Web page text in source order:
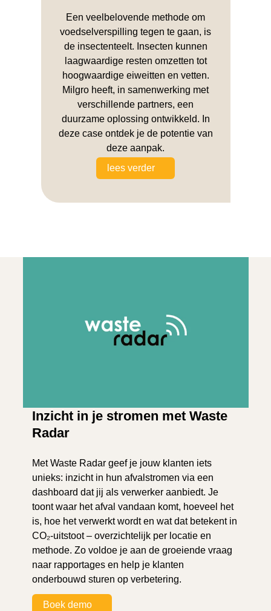
Een veelbelovende methode om
voedselverspilling tegen te gaan, is
de insectenteelt. Insecten kunnen
laagwaardige resten omzetten tot
hoogwaardige eiweitten en vetten.
Milgro heeft, in samenwerking met
verschillende partners, een
duurzame oplossing ontwikkeld. In
deze case ontdek je de potentie van
deze aanpak.
lees verder
Inzicht in je stromen met Waste
Radar
Met Waste Radar geef je jouw klanten iets
unieks: inzicht in hun afvalstromen via een
dashboard dat jij als verwerker aanbiedt. Je
toont waar het afval vandaan komt, hoeveel het
is, hoe het verwerkt wordt en wat dat betekent in
CO₂-uitstoot – overzichtelijk per locatie en
methode. Zo voldoe je aan de groeiende vraag
naar rapportages en help je klanten
onderbouwd sturen op verbetering.
Boek demo